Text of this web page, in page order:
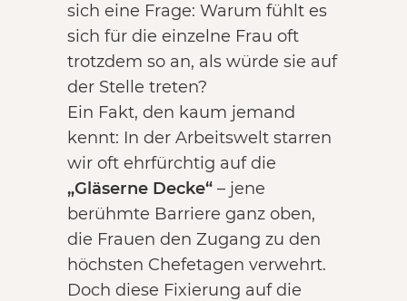
sich eine Frage: Warum fühlt es
sich für die einzelne Frau oft
trotzdem so an, als würde sie auf
der Stelle treten?
Ein Fakt, den kaum jemand
kennt: In der Arbeitswelt starren
wir oft ehrfürchtig auf die
„Gläserne Decke“ – jene
berühmte Barriere ganz oben,
die Frauen den Zugang zu den
höchsten Chefetagen verwehrt.
Doch diese Fixierung auf die